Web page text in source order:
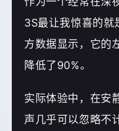
3S最让我惊喜的就
方数据显示，它的
降低了90%。
实际体验中，在安
声几乎可以忽略不